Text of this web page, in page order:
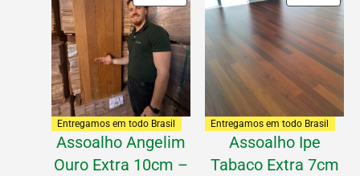
EM
PROMOÇÃO
Entregamos em todo Brasil
Assoalho Angelim
Ouro Extra 10cm –
EM
Entregamos em todo Brasil
Assoalho Ipe
Tabaco Extra 7cm